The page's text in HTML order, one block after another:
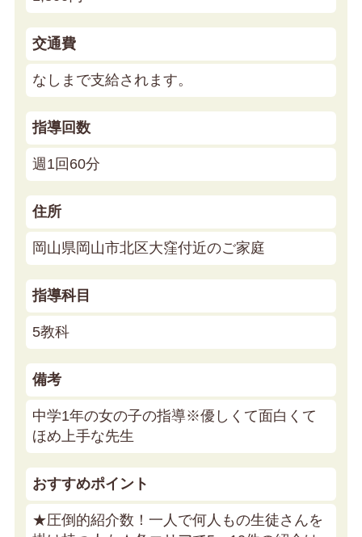
交通費
なしまで支給されます。
指導回数
週1回60分
住所
岡山県岡山市北区大窪付近のご家庭
指導科目
5教科
備考
中学1年の女の子の指導※優しくて面白くて
ほめ上手な先生
おすすめポイント
★圧倒的紹介数！一人で何人もの生徒さんを